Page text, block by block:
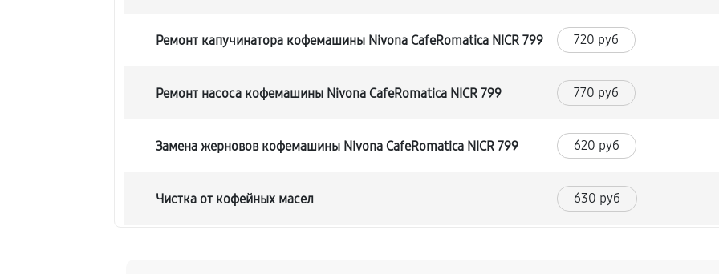
Ремонт капучинатора кофемашины Nivona CafeRomatica NICR 799 720 руб
Ремонт насоса кофемашины Nivona CafeRomatica NICR 799 770 руб
Замена жерновов кофемашины Nivona CafeRomatica NICR 799 620 руб
Чистка от кофейных масел 630 руб